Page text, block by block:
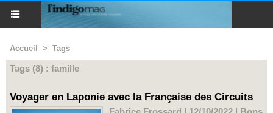
Accueil > Tags
Tags (8) : famille
Voyager en Laponie avec la Française des Circuits